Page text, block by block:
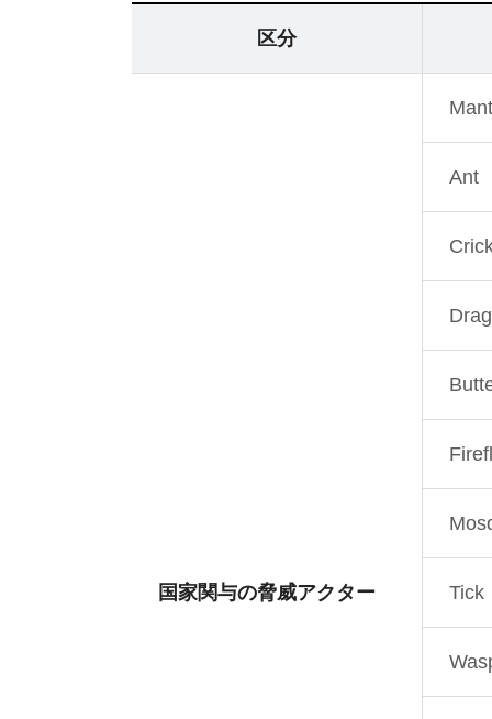
区分
国家関与の脅威アクター
Ant
Tick